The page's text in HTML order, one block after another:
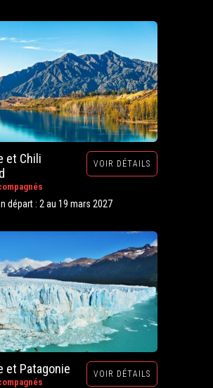
et Chili
VOIR DÉTAILS
départ : 2 au 19 mars 2027
et Patagonie VOIR DÉTAILS